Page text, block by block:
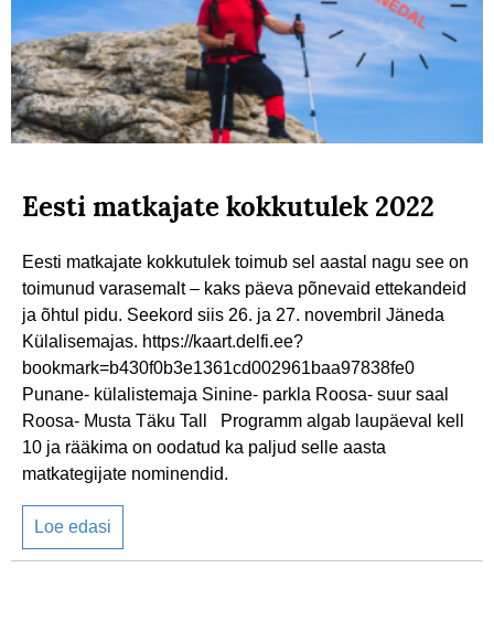
Eesti matkajate kokkutulek 2022
Eesti matkajate kokkutulek toimub sel aastal nagu see on
toimunud varasemalt – kaks päeva põnevaid ettekandeid
ja õhtul pidu. Seekord siis 26. ja 27. novembril Jäneda
Külalisemajas. https://kaart.delfi.ee?
bookmark=b430f0b3e1361cd002961baa97838fe0
Punane- külalistemaja Sinine- parkla Roosa- suur saal
Roosa- Musta Täku Tall Programm algab laupäeval kell
10 ja rääkima on oodatud ka paljud selle aasta
matkategijate nominendid.
Loe edasi